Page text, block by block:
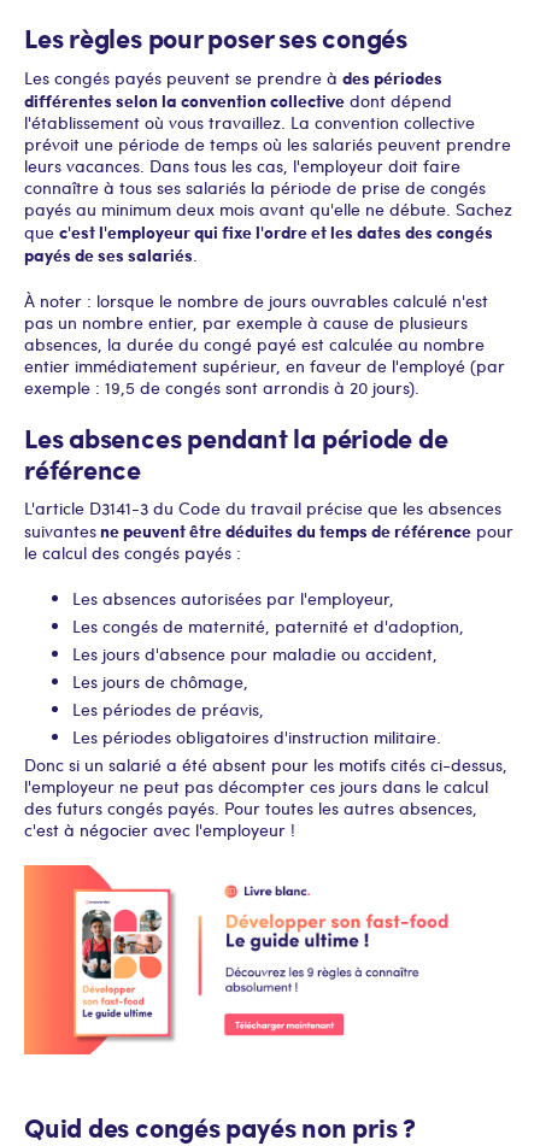
Les règles pour poser ses congés
Les congés payés peuvent se prendre à des périodes
différentes selon la convention collective dont dépend
l'établissement où vous travaillez. La convention collective
prévoit une période de temps où les salariés peuvent prendre
leurs vacances. Dans tous les cas, l'employeur doit faire
connaître à tous ses salariés la période de prise de congés
payés au minimum deux mois avant qu'elle ne débute. Sachez
que c'est l'employeur qui fixe l'ordre et les dates des congés
payés de ses salariés.
À noter : lorsque le nombre de jours ouvrables calculé n'est
pas un nombre entier, par exemple à cause de plusieurs
absences, la durée du congé payé est calculée au nombre
entier immédiatement supérieur, en faveur de l'employé (par
exemple : 19,5 de congés sont arrondis à 20 jours).
Les absences pendant la période de
référence
L'article D3141-3 du Code du travail précise que les absences
suivantesne peuvent être déduites du temps de référence pour
le calcul des congés payés :
Les absences autorisées par l'employeur,
Les congés de maternité, paternité et d'adoption,
Les jours d'absence pour maladie ou accident,
Les jours de chômage,
Les périodes de préavis,
Les périodes obligatoires d'instruction militaire.
Donc si un salarié a été absent pour les motifs cités ci-dessus,
l'employeur ne peut pas décompter ces jours dans le calcul
des futurs congés payés. Pour toutes les autres absences,
c'est à négocier avec l'employeur !
Quid des congés payés non pris ?